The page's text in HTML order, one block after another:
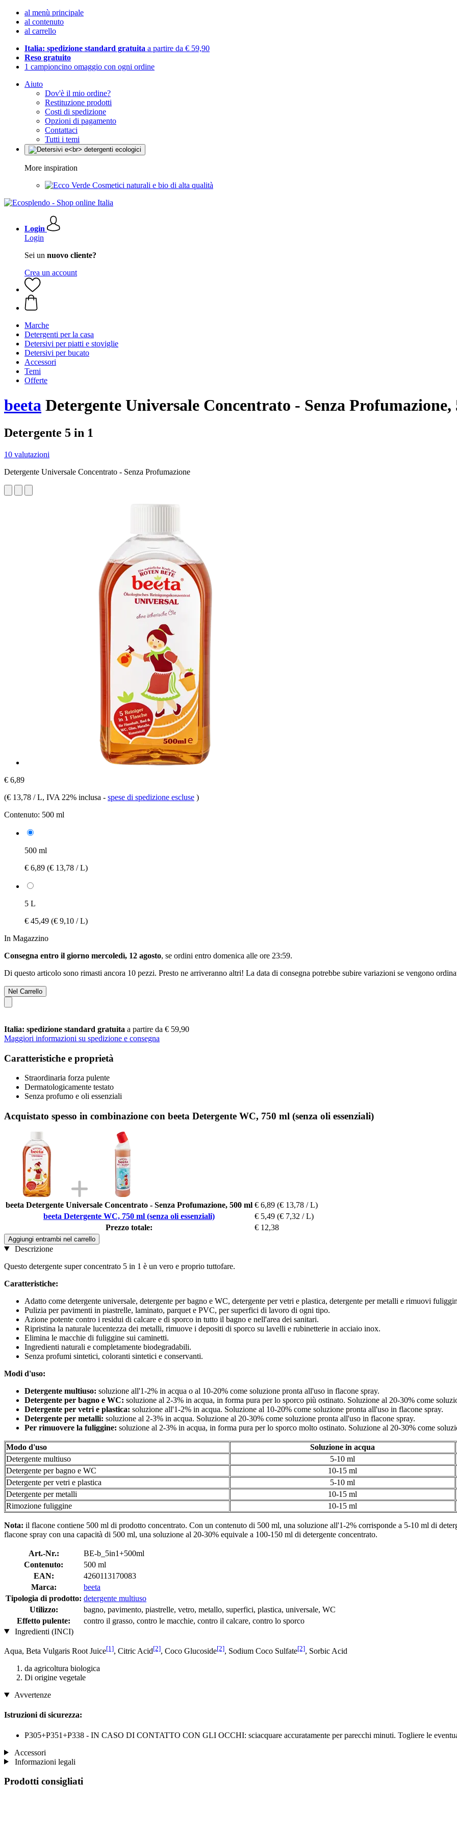
al menù principale
al contenuto
al carrello
Italia: spedizione standard gratuita a partire da € 59,90
Reso gratuito
1 campioncino omaggio con ogni ordine
Aiuto
Dov'è il mio ordine?
Restituzione prodotti
Costi di spedizione
Opzioni di pagamento
Contattaci
Tutti i temi
More inspiration
Cosmetici naturali e bio di alta qualità
Login
Login
Sei un nuovo cliente?
Crea un account
Marche
Detergenti per la casa
Detersivi per piatti e stoviglie
Detersivi per bucato
Accessori
Temi
Offerte
beeta Detergente Universale Concentrato - Senza Profumazione,
Detergente 5 in 1
10 valutazioni
Detergente Universale Concentrato - Senza Profumazione
€ 6,89
(€ 13,78 / L, IVA 22% inclusa - spese di spedizione escluse )
Contenuto: 500 ml
500 ml
€ 6,89 (€ 13,78 / L)
5 L
€ 45,49 (€ 9,10 / L)
In Magazzino
Consegna entro il giorno mercoledì, 12 agosto, se ordini entro domenica alle ore 23:59.
Di questo articolo sono rimasti ancora 10 pezzi. Presto ne arriveranno altri! La data di consegna potrebbe subire variazioni se vengono
Nel Carrello
Italia: spedizione standard gratuita a partire da € 59,90
Maggiori informazioni su spedizione e consegna
Caratteristiche e proprietà
Straordinaria forza pulente
Dermatologicamente testato
Senza profumo e oli essenziali
Acquistato spesso in combinazione con beeta Detergente WC, 750 ml (senza oli essenziali)
beeta Detergente Universale Concentrato - Senza Profumazione, 500 ml € 6,89 (€ 13,78 / L)
beeta Detergente WC, 750 ml (senza oli essenziali)
€ 5,49 (€ 7,32 / L)
Prezzo totale:
€ 12,38
Aggiungi entrambi nel carrello
Descrizione
Questo detergente super concentrato 5 in 1 è un vero e proprio tuttofare.
Caratteristiche:
Adatto come detergente universale, detergente per bagno e WC, detergente per vetri e plastica, detergente per metalli e rimuovi
Pulizia per pavimenti in piastrelle, laminato, parquet e PVC, per superfici di lavoro di ogni tipo.
Azione potente contro i residui di calcare e di sporco in tutto il bagno e nell'area dei sanitari.
Ripristina la naturale lucentezza dei metalli, rimuove i depositi di sporco su lavelli e rubinetterie in acciaio inox.
Elimina le macchie di fuliggine sui caminetti.
Ingredienti naturali e completamente biodegradabili.
Senza profumi sintetici, coloranti sintetici e conservanti.
Modi d'uso:
Detergente multiuso: soluzione all'1-2% in acqua o al 10-20% come soluzione pronta all'uso in flacone spray.
Detergente per bagno e WC: soluzione al 2-3% in acqua, in forma pura per lo sporco più ostinato. Soluzione al 20-30% come
Detergente per vetri e plastica: soluzione all'1-2% in acqua. Soluzione al 10-20% come soluzione pronta all'uso in flacone spray.
Detergente per metalli: soluzione al 2-3% in acqua. Soluzione al 20-30% come soluzione pronta all'uso in flacone spray.
Per rimuovere la fuliggine: soluzione al 2-3% in acqua, in forma pura per lo sporco molto ostinato. Soluzione al 20-30% come
Modo d'uso
Soluzione in acqua
Detergente multiuso
5-10 ml
Detergente per bagno e WC
10-15 ml
Detergente per vetri e plastica
5-10 ml
Detergente per metalli
10-15 ml
Rimozione fuliggine
10-15 ml
Nota: il flacone contiene 500 ml di prodotto concentrato. Con un contenuto di 500 ml, una soluzione all'1-2% corrisponde a 5-10 ml di
flacone spray con una capacità di 500 ml, una soluzione al 20-30% equivale a 100-150 ml di detergente concentrato.
Art.-Nr.:
BE-b_5in1+500ml
Contenuto:
500 ml
EAN:
4260113170083
Marca:
beeta
Tipologia di prodotto: detergente multiuso
Utilizzo:
bagno, pavimento, piastrelle, vetro, metallo, superfici, plastica, universale, WC
Effetto pulente:
contro il grasso, contro le macchie, contro il calcare, contro lo sporco
Ingredienti (INCI)
Aqua, Beta Vulgaris Root Juice[1], Citric Acid[2], Coco Glucoside[2], Sodium Coco­ Sulfate[2], Sorbic Acid
da agricoltura biologica
Di origine vegetale
Avvertenze
Istruzioni di sicurezza:
P305+P351+P338 - IN CASO DI CONTATTO CON GLI OCCHI: sciacquare accuratamente per parecchi minuti. Togliere le
Accessori
Informazioni legali
Prodotti consigliati